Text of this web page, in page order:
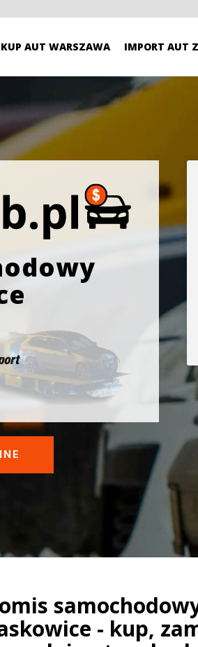
AUT WARSZAWA IMPORT AUT
- kup,